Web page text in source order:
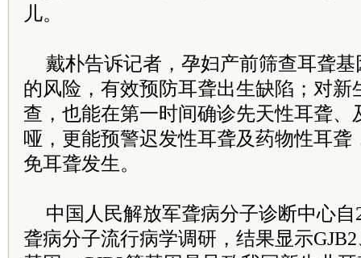
儿。
戴朴告诉记者，孕妇产前筛查耳聋
的风险，有效预防耳聋出生缺陷；对新
查，也能在第一时间确诊先天性耳聋、
哑，更能预警迟发性耳聋及药物性耳聋
免耳聋发生。
中国人民解放军聋病分子诊断中心自
聋病分子流行病学调研，结果显示